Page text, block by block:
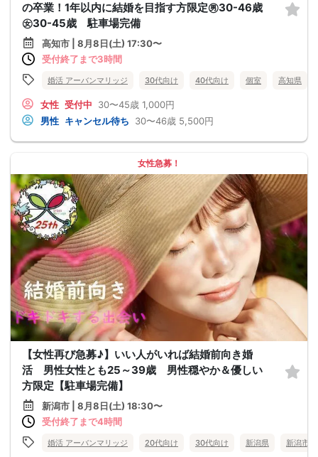
の卒業！1年以内に結婚を目指す方限定㊚30-46歳
㊛30-45歳 駐車場完備
高知市 | 8月8日(土) 17:30〜
受付終了まで3時間
婚活 アーバンマリッジ 30代向け 40代向け 個室 高知県
女性 受付中 30〜45歳 1,000円
男性 キャンセル待ち 30〜46歳 5,500円
女性急募！
【女性再び急募♪】いい人がいれば結婚前向き婚
活 男性女性とも25～39歳 男性穏やか＆優しい
方限定【駐車場完備】
新潟市 | 8月8日(土) 18:30〜
受付終了まで4時間
婚活 アーバンマリッジ 20代向け 30代向け 新潟県 新潟市